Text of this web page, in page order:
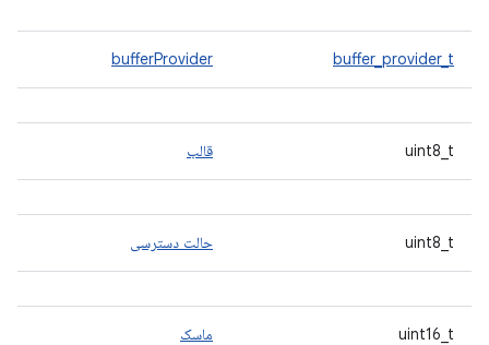
buffer_provider_t
bufferProvider
uint8_t قالب
uint8_t حالت دسترسی
uint16_t ماسک